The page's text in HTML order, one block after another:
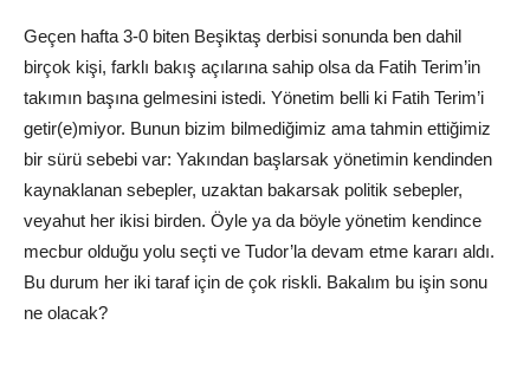
Geçen hafta 3-0 biten Beşiktaş derbisi sonunda ben dahil
birçok kişi, farklı bakış açılarına sahip olsa da Fatih Terim’in
takımın başına gelmesini istedi. Yönetim belli ki Fatih Terim’i
getir(e)miyor. Bunun bizim bilmediğimiz ama tahmin ettiğimiz
bir sürü sebebi var: Yakından başlarsak yönetimin kendinden
kaynaklanan sebepler, uzaktan bakarsak politik sebepler,
veyahut her ikisi birden. Öyle ya da böyle yönetim kendince
mecbur olduğu yolu seçti ve Tudor’la devam etme kararı aldı.
Bu durum her iki taraf için de çok riskli. Bakalım bu işin sonu
ne olacak?